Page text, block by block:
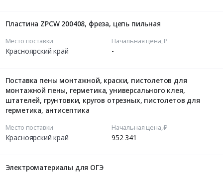
Пластина ZPCW 200408, фреза, цепь пильная
Место поставки
Красноярский край
Начальная цена, ₽
-
Поставка пены монтажной, краски, пистолетов для
монтажной пены, герметика, универсального клея,
штателей, грунтовки, кругов отрезных, пистолетов для
герметика, антисептика
Место поставки
Красноярский край
Начальная цена, ₽
952 341
Электроматериалы для ОГЭ